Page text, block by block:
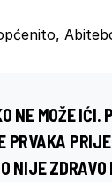
NE MOŽE IĆI.
PRVAKA
NIJE ZDRAVO